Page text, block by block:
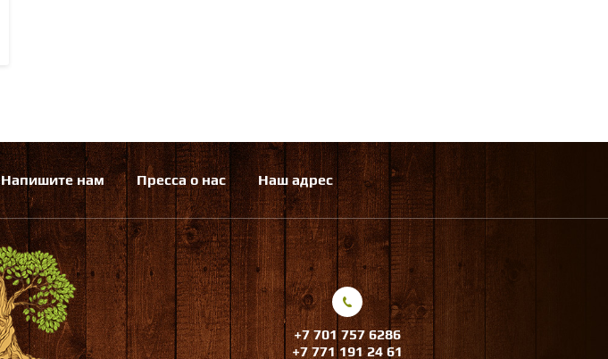
Напишите нам Пресса о нас Наш адрес
+7 701 757 6286
+7 771 191 24 61